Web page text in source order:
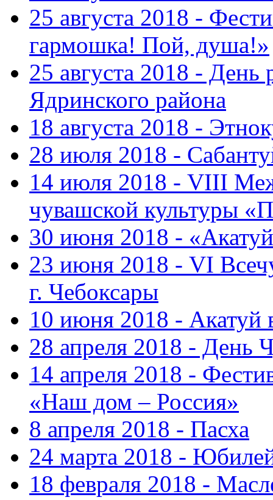
25 августа 2018 -
гармошка! Пой, душа!»
25 августа 2018 -
Ядринского района
18 августа 2018 -
28 июля 2018 -
14 июля 2018 - VIII
чувашской культуры
30 июня 2018 -
23 июня 2018 - VI
г. Чебоксары
10 июня 2018 - Акатуй
28 апреля 2018 - День
14 апреля 2018 -
«Наш дом – Россия»
8 апреля 2018 - Пасха
24 марта 2018 -
18 февраля 2018 -